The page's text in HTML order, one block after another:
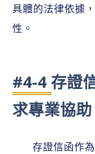
具體的法律依據
性。
#4-4 存證
求專業協助
存證信函作